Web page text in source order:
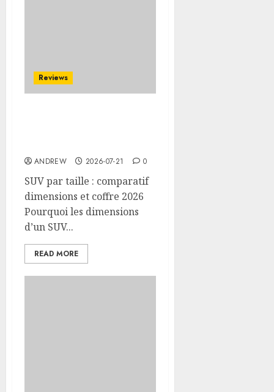
Reviews
ANDREW 2026-07-21 0
SUV par taille : comparatif
dimensions et coffre 2026
Pourquoi les dimensions
d’un SUV...
READ MORE